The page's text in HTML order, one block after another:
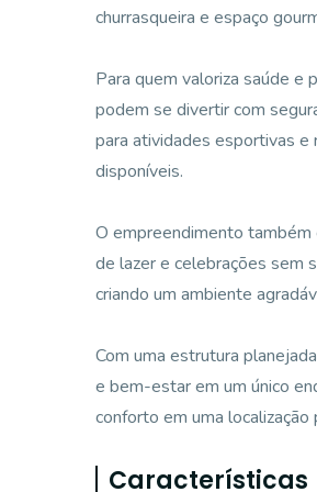
churrasqueira e espaço
Para quem valoriza saúde e
podem se divertir com
para atividades esportivas
disponíveis.
O empreendimento
de lazer e celebrações sem
criando um ambiente
Com uma estrutura
e bem-estar em um único
conforto em uma localização
Características